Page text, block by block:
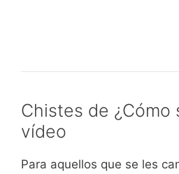
Chistes de ¿Cómo
vídeo
Para aquellos que se les